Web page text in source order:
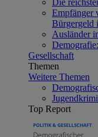
Empfänger
Bürgergeld
Ausländer
Gesellschaft
Themen
Weitere Themen
Top Report